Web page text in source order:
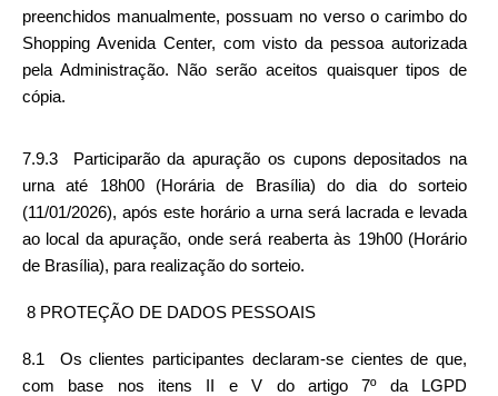
preenchidos manualmente, possuam no verso o carimbo do
Shopping Avenida Center, com visto da pessoa autorizada
pela Administração. Não serão aceitos quaisquer tipos de
cópia.
7.9.3  Participarão da apuração os cupons depositados na
urna até 18h00 (Horária de Brasília) do dia do sorteio
(11/01/2026), após este horário a urna será lacrada e levada
ao local da apuração, onde será reaberta às 19h00 (Horário
de Brasília), para realização do sorteio.
8 PROTEÇÃO DE DADOS PESSOAIS
8.1  Os clientes participantes declaram-se cientes de que,
com base nos itens II e V do artigo 7º da LGPD